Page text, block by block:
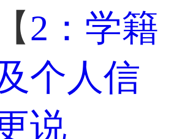
2：学籍
个人信
说